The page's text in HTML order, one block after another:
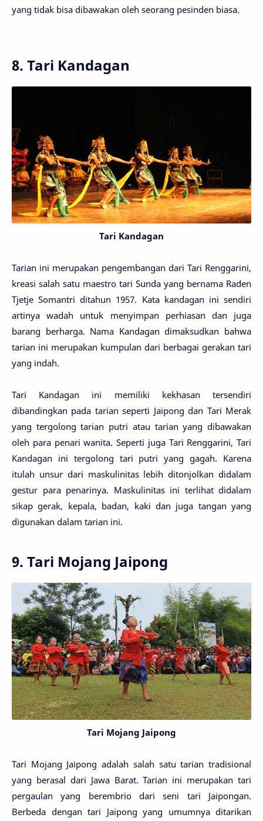
yang tidak bisa dibawakan oleh seorang pesinden biasa.
8. Tari Kandagan
Tari Kandagan
Tarian ini merupakan pengembangan dari Tari Renggarini,
kreasi salah satu maestro tari Sunda yang bernama Raden
Tjetje Somantri ditahun 1957. Kata kandagan ini sendiri
artinya wadah untuk menyimpan perhiasan dan juga
barang berharga. Nama Kandagan dimaksudkan bahwa
tarian ini merupakan kumpulan dari berbagai gerakan tari
yang indah.
Tari Kandagan ini memiliki kekhasan tersendiri
dibandingkan pada tarian seperti Jaipong dan Tari Merak
yang tergolong tarian putri atau tarian yang dibawakan
oleh para penari wanita. Seperti juga Tari Renggarini, Tari
Kandagan ini tergolong tari putri yang gagah. Karena
itulah unsur dari maskulinitas lebih ditonjolkan didalam
gestur para penarinya. Maskulinitas ini terlihat didalam
sikap gerak, kepala, badan, kaki dan juga tangan yang
digunakan dalam tarian ini.
9. Tari Mojang Jaipong
Tari Mojang Jaipong
Tari Mojang Jaipong adalah salah satu tarian tradisional
yang berasal dari Jawa Barat. Tarian ini merupakan tari
pergaulan yang berembrio dari seni tari Jaipongan.
Berbeda dengan tari Jaipong yang umumnya ditarikan